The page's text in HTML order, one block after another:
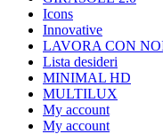
Icons
Innovative
LAVORA CON
Lista desideri
MINIMAL HD
MULTILUX
My account
My account